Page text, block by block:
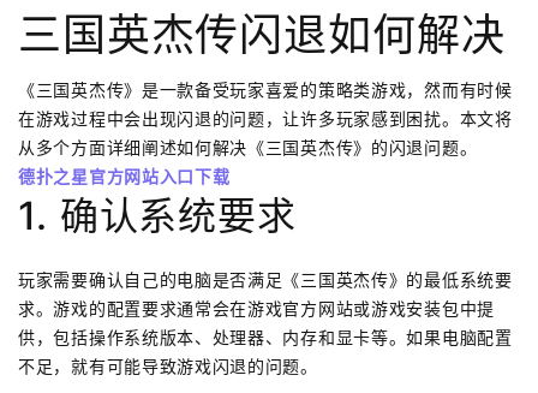
三国英杰传闪退如何解决
《三国英杰传》是一款备受玩家喜爱的策略类游戏，然而有时候
在游戏过程中会出现闪退的问题，让许多玩家感到困扰。本文将
从多个方面详细阐述如何解决《三国英杰传》的闪退问题。
德扑之星官方网站入口下载
1. 确认系统要求
玩家需要确认自己的电脑是否满足《三国英杰传》的最低系统要
求。游戏的配置要求通常会在游戏官方网站或游戏安装包中提
供，包括操作系统版本、处理器、内存和显卡等。如果电脑配置
不足，就有可能导致游戏闪退的问题。